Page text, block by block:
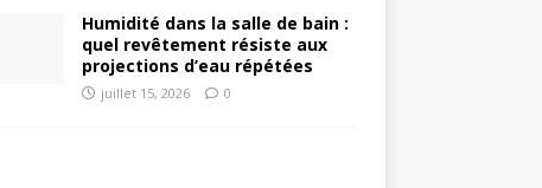
Humidité dans la salle de bain :
quel revêtement résiste aux
projections d’eau répétées
juillet 15, 2026 0